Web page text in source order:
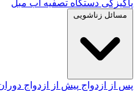
پاکیزگی دستگاه تصفیه آب مبل
مسائل زناشویی
پس از ازدواج پیش از ازدواج